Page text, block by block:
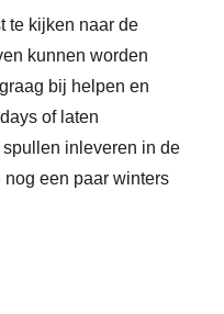
te kijken naar de
kunnen worden
bij helpen en
of laten
inleveren in de
een paar winters